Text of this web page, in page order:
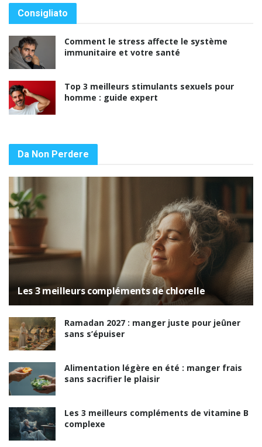
Consigliato
Comment le stress affecte le système
immunitaire et votre santé
Top 3 meilleurs stimulants sexuels pour
homme : guide expert
Da Non Perdere
Les 3 meilleurs compléments de chlorelle
Ramadan 2027 : manger juste pour jeûner
sans s’épuiser
Alimentation légère en été : manger frais
sans sacrifier le plaisir
Les 3 meilleurs compléments de vitamine B
complexe